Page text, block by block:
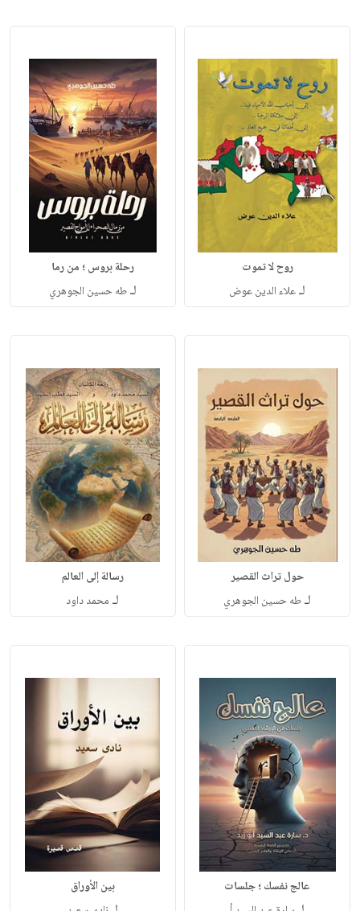
روح لا تموت
لـعلاء الدين عوض
رحلة بروس ؛ من رما
لـطه حسين الجوهري
حول تراث القصير
لـطه حسين الجوهري
رسالة إلى العالم
لـ محمد داود
عالج نفسك ؛ جلسات بين الأوراق